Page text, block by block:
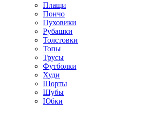
Плащи
Пончо
Пуховики
Рубашки
Толстовки
Топы
Трусы
Футболки
Худи
Шорты
Шубы
Юбки